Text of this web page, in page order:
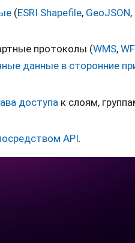
(ESRI Shapefile, GeoJSON,
протоколы (WMS,
данные в сторонние
доступа к слоям,
API.